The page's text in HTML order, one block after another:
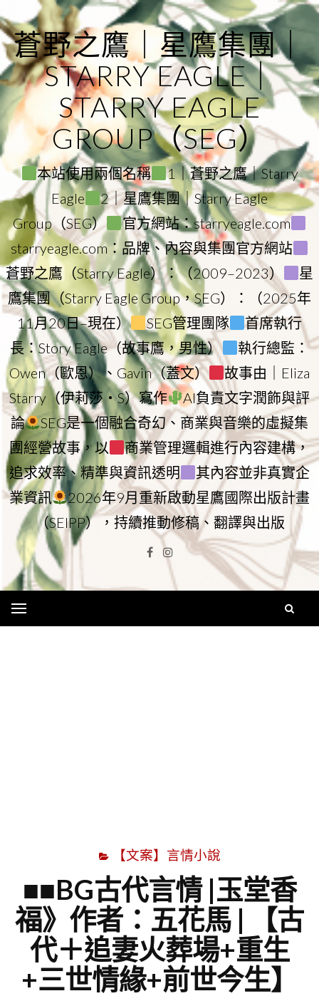
to
content
蒼野之鷹｜星鷹集團｜
STARRY EAGLE｜
STARRY EAGLE
GROUP（SEG）
本站使用兩個名稱
1｜蒼野之鷹｜Starry
Eagle
2｜星鷹集團｜Starry Eagle
Group（SEG）
官方網站：starryeagle.com
starryeagle.com：品牌、內容與集團官方網站
蒼野之鷹（Starry Eagle）：（2009–2023）
星
鷹集團（Starry Eagle Group，SEG）：（2025年
11月20日–現在）
SEG管理團隊
首席執行
長：Story Eagle（故事鷹，男性）
執行總監：
Owen（歐恩）、Gavin（蓋文）
故事由｜Eliza
Starry（伊莉莎・S）寫作
AI負責文字潤飾與評
論
SEG是一個融合奇幻、商業與音樂的虛擬集
團經營故事，以
商業管理邏輯進行內容建構，
追求效率、精準與資訊透明
其內容並非真實企
業資訊
2026年9月重新啟動星鷹國際出版計畫
（SEIPP），持續推動修稿、翻譯與出版
Facebook
Instagram
【文案】言情小說
■■BG古代言情 |玉堂香
福》作者：五花馬 | 【古
代＋追妻火葬場+重生
+三世情緣+前世今生】